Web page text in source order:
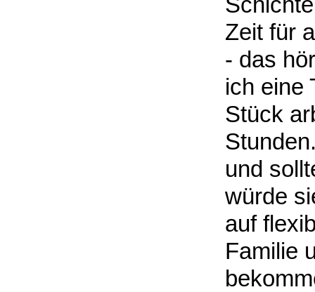
Zeit für
- das
ich eine
Stück
und
würde
auf
Familie